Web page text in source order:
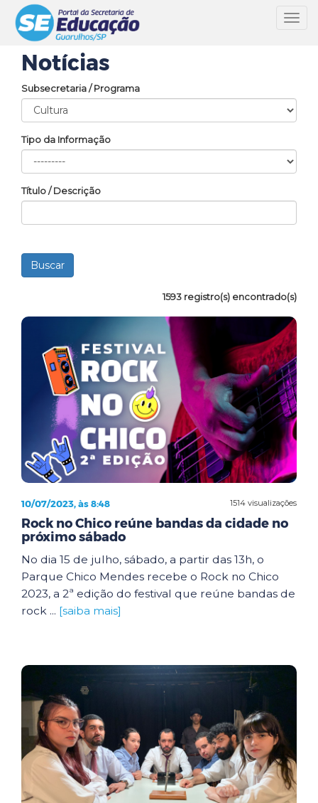
Notícias
Subsecretaria / Programa
Tipo da Informação
Título / Descrição
1593 registro(s) encontrado(s)
1514 visualizações
10/07/2023, às 8:48
Rock no Chico reúne bandas da cidade no
próximo sábado
No dia 15 de julho, sábado, a partir das 13h, o
Parque Chico Mendes recebe o Rock no Chico
2023, a 2ª edição do festival que reúne bandas de
rock ... [saiba mais]